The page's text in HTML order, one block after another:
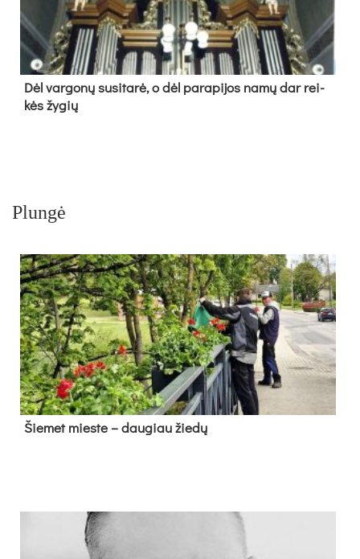
Dėl var­go­nų su­si­ta­rė, o dėl pa­ra­pi­jos na­mų dar rei­
kės žy­gių
Plungė
Šie­met mies­te – dau­giau žie­dų